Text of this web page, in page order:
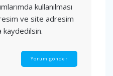
kullanılması
ve site adresim
kaydedilsin.